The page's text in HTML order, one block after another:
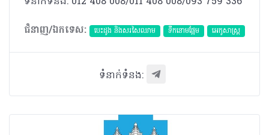
ជំនាញ/ឯកទេស:
បេះដូង​ និងសរសៃឈាម ទឹកនោមផ្អែម អេកូសាស្រ្ត
ទំនាក់ទំនង: